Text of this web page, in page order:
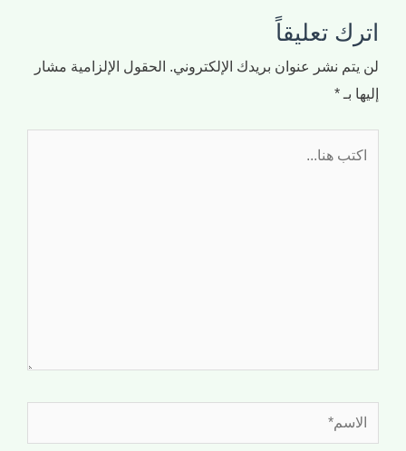
اترك تعليقاً
لن يتم نشر عنوان بريدك الإلكتروني. الحقول الإلزامية مشار
إليها بـ *